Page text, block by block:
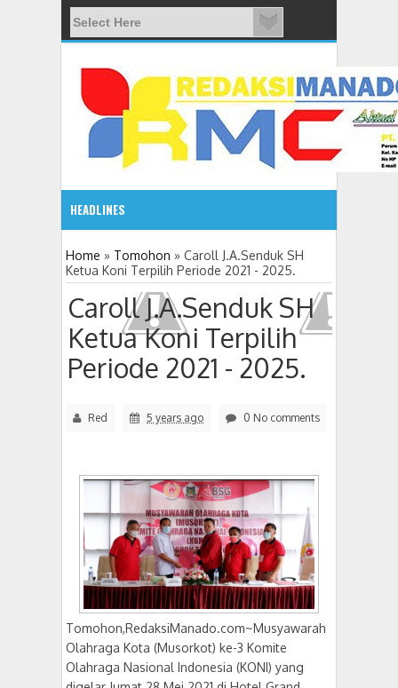
HEADLINES
08:03 AM
ADVETORIAL JONRU GANTIKAN MONO PIMPIN DPRD
Home » Tomohon » Caroll J.A.Senduk SH
Ketua Koni Terpilih Periode 2021 - 2025.
Caroll J.A.Senduk SH
Ketua Koni Terpilih
Periode 2021 - 2025.
Red 5 years ago 0 No comments
Tomohon,RedaksiManado.com~Musyawarah
Olahraga Kota (Musorkot) ke-3 Komite
Olahraga Nasional Indonesia (KONI) yang